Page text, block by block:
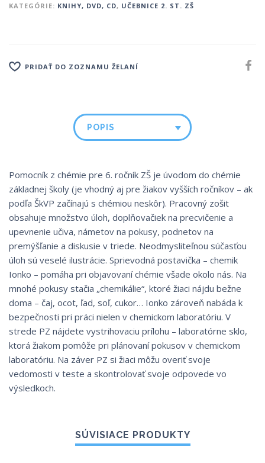
KATEGÓRIE: KNIHY, DVD, CD, UČEBNICE 2. ST. ZŠ
PRIDAŤ DO ZOZNAMU ŽELANÍ
POPIS
Pomocník z chémie pre 6. ročník ZŠ je úvodom do chémie
základnej školy (je vhodný aj pre žiakov vyšších ročníkov – ak
podľa ŠkVP začínajú s chémiou neskôr). Pracovný zošit
obsahuje množstvo úloh, doplňovačiek na precvičenie a
upevnenie učiva, námetov na pokusy, podnetov na
premýšľanie a diskusie v triede. Neodmysliteľnou súčasťou
úloh sú veselé ilustrácie. Sprievodná postavička – chemik
Ionko – pomáha pri objavovaní chémie všade okolo nás. Na
mnohé pokusy stačia „chemikálie“, ktoré žiaci nájdu bežne
doma – čaj, ocot, ľad, soľ, cukor… Ionko zároveň nabáda k
bezpečnosti pri práci nielen v chemickom laboratóriu. V
strede PZ nájdete vystrihovaciu prílohu – laboratórne sklo,
ktorá žiakom pomôže pri plánovaní pokusov v chemickom
laboratóriu. Na záver PZ si žiaci môžu overiť svoje
vedomosti v teste a skontrolovať svoje odpovede vo
výsledkoch.
SÚVISIACE PRODUKTY